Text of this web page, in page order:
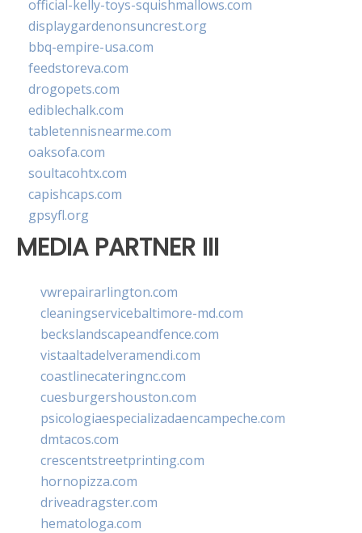
official-kelly-toys-squishmallows.com
displaygardenonsuncrest.org
bbq-empire-usa.com
feedstoreva.com
drogopets.com
ediblechalk.com
tabletennisnearme.com
oaksofa.com
soultacohtx.com
capishcaps.com
gpsyfl.org
MEDIA PARTNER III
vwrepairarlington.com
cleaningservicebaltimore-md.com
beckslandscapeandfence.com
vistaaltadelveramendi.com
coastlinecateringnc.com
cuesburgershouston.com
psicologiaespecializadaencampeche.com
dmtacos.com
crescentstreetprinting.com
hornopizza.com
driveadragster.com
hematologa.com